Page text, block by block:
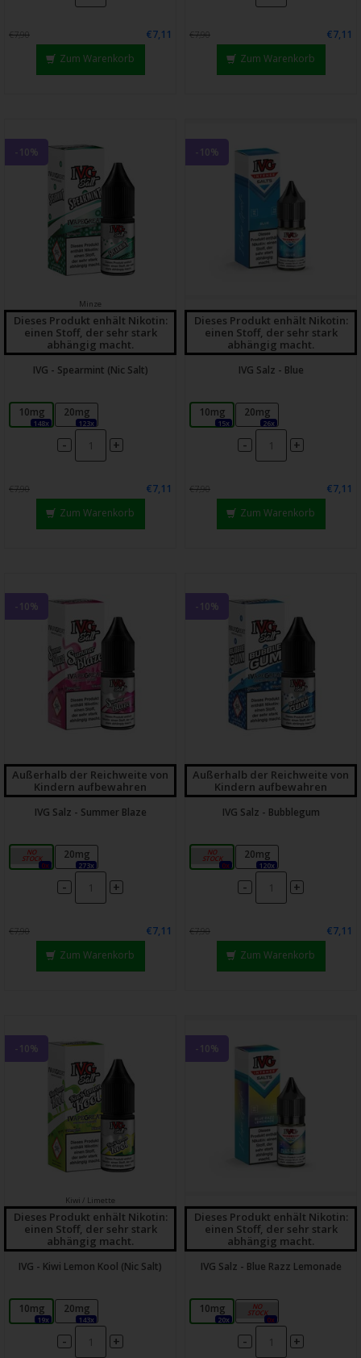
€7,90
€7,11
Zum Warenkorb
€7,90
€7,11
Zum Warenkorb
-10%
Minze
Dieses Produkt enhält Nikotin:
einen Stoff, der sehr stark
abhängig macht.
IVG - Spearmint (Nic Salt)
10mg
148x
20mg
123x
- +
€7,90
€7,11
Zum Warenkorb
-10%
Dieses Produkt enhält Nikotin:
einen Stoff, der sehr stark
abhängig macht.
IVG Salz - Blue
10mg
15x
20mg
26x
- +
€7,90
€7,11
Zum Warenkorb
-10%
Außerhalb der Reichweite von
Kindern aufbewahren
IVG Salz - Summer Blaze
10mg
0x
20mg
273x
- +
€7,90
€7,11
Zum Warenkorb
-10%
Außerhalb der Reichweite von
Kindern aufbewahren
IVG Salz - Bubblegum
10mg
0x
20mg
120x
- +
€7,90
€7,11
Zum Warenkorb
-10%
Kiwi / Limette
Dieses Produkt enhält Nikotin:
einen Stoff, der sehr stark
abhängig macht.
IVG - Kiwi Lemon Kool (Nic Salt)
10mg
19x
20mg
143x
- +
-10%
Dieses Produkt enhält Nikotin:
einen Stoff, der sehr stark
abhängig macht.
IVG Salz - Blue Razz Lemonade
10mg
20x
20mg
0x
- +